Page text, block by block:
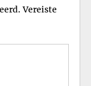
Vereiste